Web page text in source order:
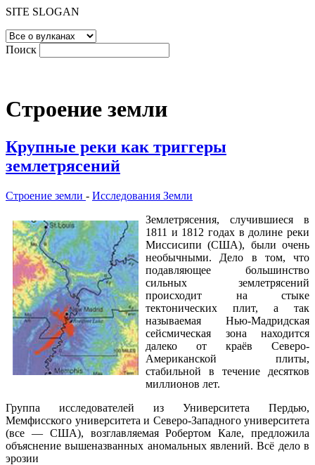
SITE SLOGAN
Поиск
Строение земли
Крупные реки как триггеры
землетрясений
Строение земли - Исследования Земли
Землетрясения, случившиеся в
1811 и 1812 годах в долине реки
Миссисипи (США), были очень
необычными. Дело в том, что
подавляющее большинство
сильных землетрясений
происходит на стыке
тектонических плит, а так
называемая Нью-Мадридская
сейсмическая зона находится
далеко от краёв Северо-
Американской плиты,
стабильной в течение десятков
миллионов лет.
Группа исследователей из Университета Пердью,
Мемфисского университета и Северо-Западного университета
(все — США), возглавляемая Робертом Кале, предложила
объяснение вышеназванных аномальных явлений. Всё дело в
эрозии